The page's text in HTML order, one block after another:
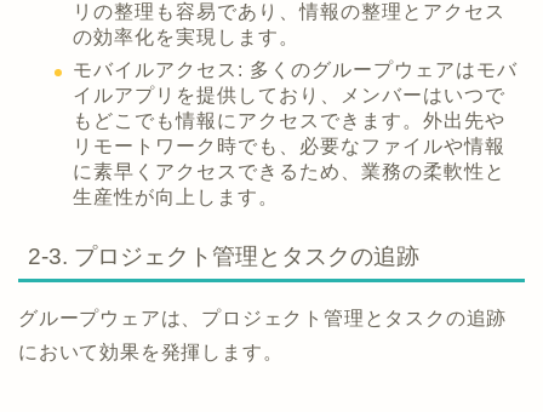
リの整理も容易であり、情報の整理とアクセス
の効率化を実現します。
モバイルアクセス: 多くのグループウェアはモバ
イルアプリを提供しており、メンバーはいつで
もどこでも情報にアクセスできます。外出先や
リモートワーク時でも、必要なファイルや情報
に素早くアクセスできるため、業務の柔軟性と
生産性が向上します。
2-3. プロジェクト管理とタスクの追跡
グループウェアは、プロジェクト管理とタスクの追跡
において効果を発揮します。